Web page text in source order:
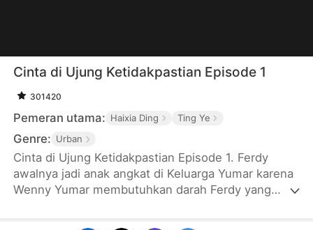
Cinta di Ujung Ketidakpastian Episode 1
301420
Pemeran utama: Haixia Ding Ting Ye
Genre: Urban
Cinta di Ujung Ketidakpastian Episode 1. Ferdy
awalnya jadi anak angkat di Keluarga Yumar karena
Wenny Yumar membutuhkan darah Ferdy yang